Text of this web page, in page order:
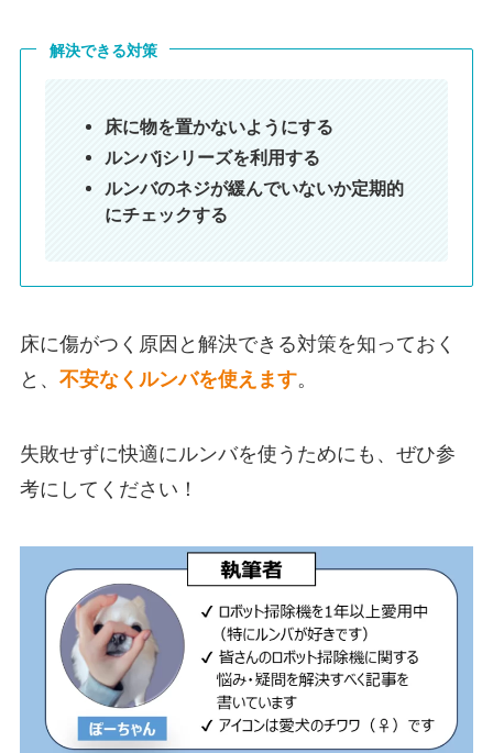
解決できる対策
床に物を置かないようにする
ルンバjシリーズを利用する
ルンバのネジが緩んでいないか定期的
にチェックする
床に傷がつく原因と解決できる対策を知っておく
と、 不安なくルンバを使えます。
失敗せずに快適にルンバを使うためにも、ぜひ参
考にしてください！